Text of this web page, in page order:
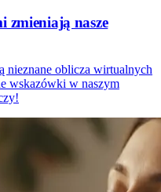
zmieniają nasze
nieznane oblicza wirtualnych
wskazówki w naszym